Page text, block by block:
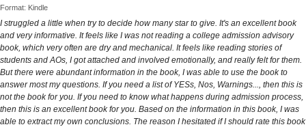
Format: Kindle
I struggled a little when try to decide how many star to give. It's an excellent book
and very informative. It feels like I was not reading a college admission advisory
book, which very often are dry and mechanical. It feels like reading stories of
students and AOs, I got attached and involved emotionally, and really felt for them.
But there were abundant information in the book, I was able to use the book to
answer most my questions. If you need a list of YESs, Nos, Warnings..., then this is
not the book for you. If you need to know what happens during admission process,
then this is an excellent book for you. Based on the information in this book, I was
able to extract my own conclusions. The reason I hesitated if I should rate this book